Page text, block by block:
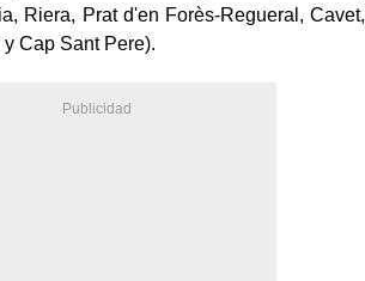
Riera, Prat d'en Forès-Regueral, Cavet,
Cap Sant Pere).